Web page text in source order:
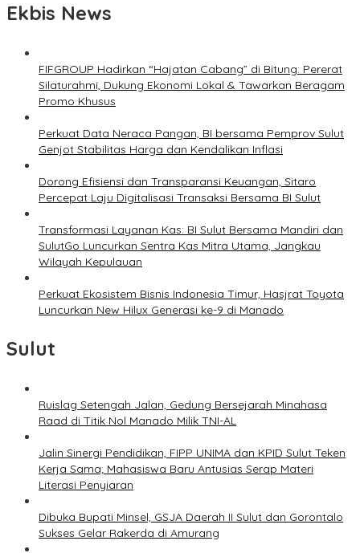
Ekbis News
FIFGROUP Hadirkan “Hajatan Cabang” di Bitung: Pererat
Silaturahmi, Dukung Ekonomi Lokal & Tawarkan Beragam
Promo Khusus
Perkuat Data Neraca Pangan, BI bersama Pemprov Sulut
Genjot Stabilitas Harga dan Kendalikan Inflasi
Dorong Efisiensi dan Transparansi Keuangan, Sitaro
Percepat Laju Digitalisasi Transaksi Bersama BI Sulut
Transformasi Layanan Kas: BI Sulut Bersama Mandiri dan
SulutGo Luncurkan Sentra Kas Mitra Utama, Jangkau
Wilayah Kepulauan
Perkuat Ekosistem Bisnis Indonesia Timur, Hasjrat Toyota
Luncurkan New Hilux Generasi ke-9 di Manado
Sulut
Ruislag Setengah Jalan, Gedung Bersejarah Minahasa
Raad di Titik Nol Manado Milik TNI-AL
Jalin Sinergi Pendidikan, FIPP UNIMA dan KPID Sulut Teken
Kerja Sama; Mahasiswa Baru Antusias Serap Materi
Literasi Penyiaran
Dibuka Bupati Minsel, GSJA Daerah II Sulut dan Gorontalo
Sukses Gelar Rakerda di Amurang